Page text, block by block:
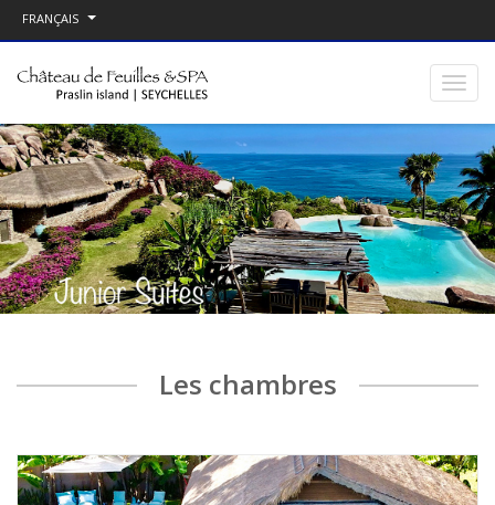
FRANÇAIS
Les chambres